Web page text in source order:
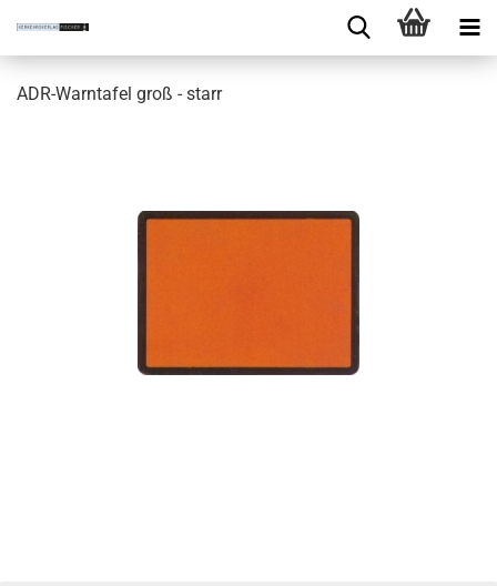
ADR-Warntafel groß - starr